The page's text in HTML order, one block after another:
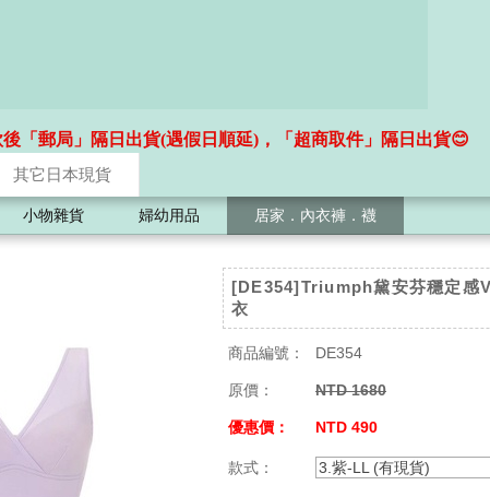
其它日本現貨
「郵局」隔日出貨(遇假日順延)，「超商取件」隔日出貨😊
小物雜貨 婦幼用品 居家．內衣褲．襪
[DE354]Triumph黛安芬穩定感
衣
商品編號： DE354
原價： NTD 1680
優惠價： NTD 490
款式： 3.紫-LL (有現貨)